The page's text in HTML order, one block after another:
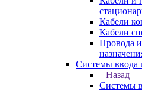
Кабели
Кабели
Провода
Системы ввода
Назад
Системы